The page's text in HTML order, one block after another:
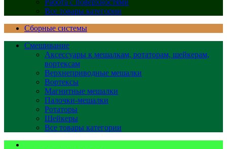
Работа с поверхностями
Все товары категории
Сборные системы
Смешивание
Аксессуары к мешалкам, ротаторам, шейкерам,
вортексам
Верхнеприводные мешалки
Вортексы
Магнитные мешалки
Палочки-мешалки
Ротаторы
Шейкеры
Все товары категории